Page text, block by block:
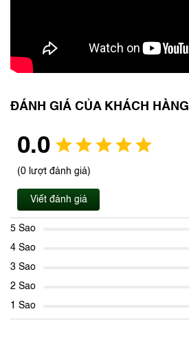
ĐÁNH GIÁ CỦA KHÁCH HÀNG
0.0
(0 lượt đánh giá)
Viết đánh giá
5 Sao
4 Sao
3 Sao
2 Sao
1 Sao